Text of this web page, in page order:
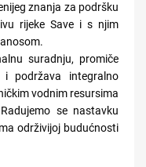
znanja za podršku
rijeke Save i s njim
suradnju, promiče
podržava integralno
vodnim resursima
se nastavku
održivijoj budućnosti